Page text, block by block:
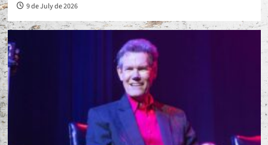
9 de July de 2026